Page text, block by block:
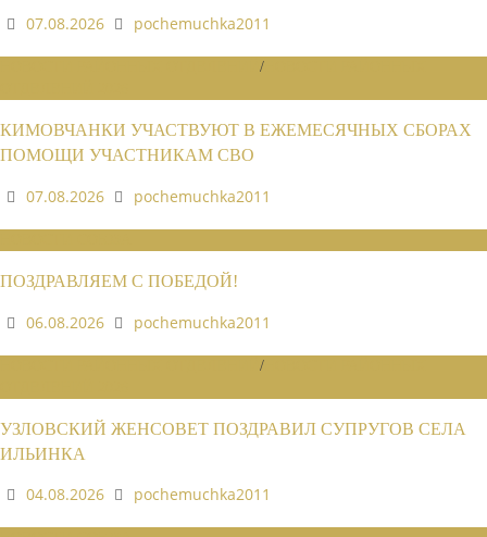
07.08.2026
pochemuchka2011
/
КИМОВЧАНКИ УЧАСТВУЮТ В ЕЖЕМЕСЯЧНЫХ СБОРАХ
ПОМОЩИ УЧАСТНИКАМ СВО
07.08.2026
pochemuchka2011
ПОЗДРАВЛЯЕМ С ПОБЕДОЙ!
06.08.2026
pochemuchka2011
/
УЗЛОВСКИЙ ЖЕНСОВЕТ ПОЗДРАВИЛ СУПРУГОВ СЕЛА
ИЛЬИНКА
04.08.2026
pochemuchka2011